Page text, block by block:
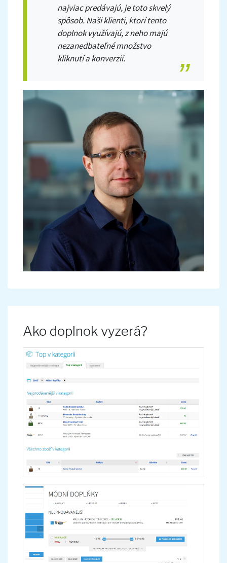
najviac predávajú, je toto skvelý
spôsob. Naši klienti, ktorí tento
doplnok využívajú, z neho majú
nezanedbateľné množstvo
kliknutí a konverzií.
Ako doplnok vyzerá?